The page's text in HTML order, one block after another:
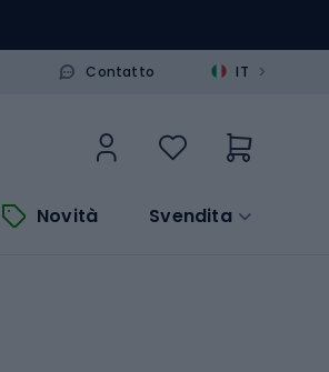
Contatto IT >
Novità Svendita